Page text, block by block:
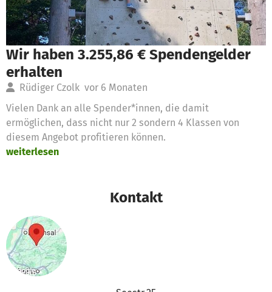
Wir haben 3.255,86 € Spendengelder
erhalten
Rüdiger Czolk vor 6 Monaten
Vielen Dank an alle Spender*innen, die damit
ermöglichen, dass nicht nur 2 sondern 4 Klassen von
diesem Angebot profitieren können.
weiterlesen
Kontakt